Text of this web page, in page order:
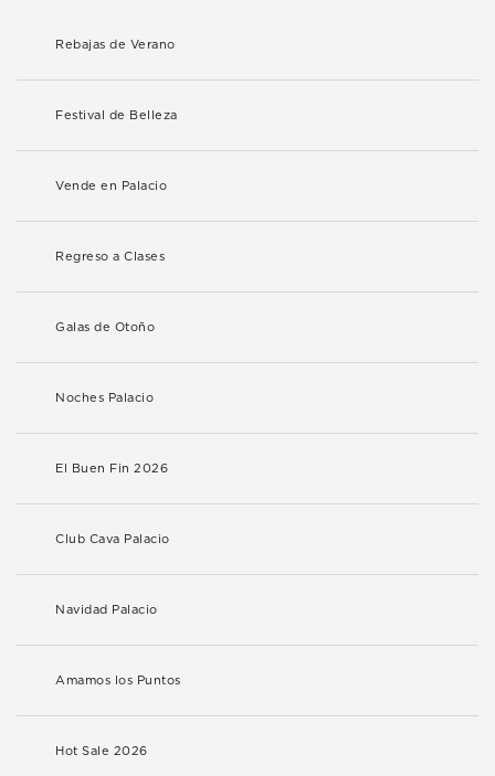
Rebajas de Verano
Festival de Belleza
Vende en Palacio
Regreso a Clases
Galas de Otoño
Noches Palacio
El Buen Fin 2026
Club Cava Palacio
Navidad Palacio
Amamos los Puntos
Hot Sale 2026